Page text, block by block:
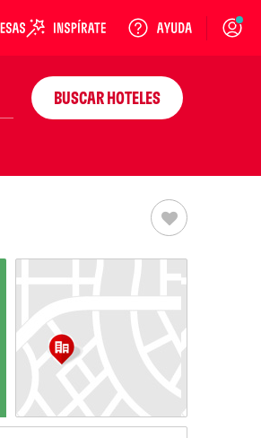
Login
BUSCAR HOTELES